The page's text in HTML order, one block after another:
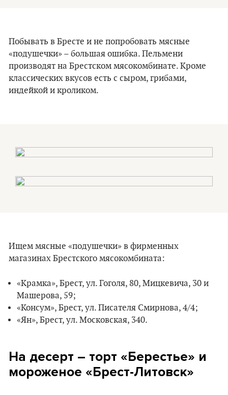
Побывать в Бресте и не попробовать мясные
«подушечки» – большая ошибка. Пельмени
производят на Брестском мясокомбинате. Кроме
классических вкусов есть с сыром, грибами,
индейкой и кроликом.
Ищем мясные «подушечки» в фирменных
магазинах Брестского мясокомбината:
«Крамка», Брест, ул. Гоголя, 80, Мицкевича, 30 и
Машерова, 59;
«Консум», Брест, ул. Писателя Смирнова, 4/4;
«Ян», Брест, ул. Московская, 340.
На десерт – торт «Берестье» и
мороженое «Брест-Литовск»